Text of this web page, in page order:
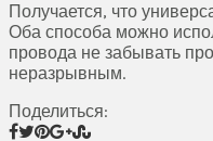
Получается, что
Оба способа можно
провода не забывать
неразрывным.
Поделиться: